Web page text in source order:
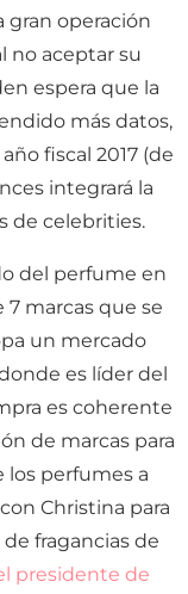
gran operación
no aceptar su
espera que la
más datos,
fiscal 2017 (de
integrará la
de celebrities.
del perfume en
marcas que se
un mercado
es líder del
es coherente
de marcas para
los perfumes a
Christina para
fragancias de
presidente de